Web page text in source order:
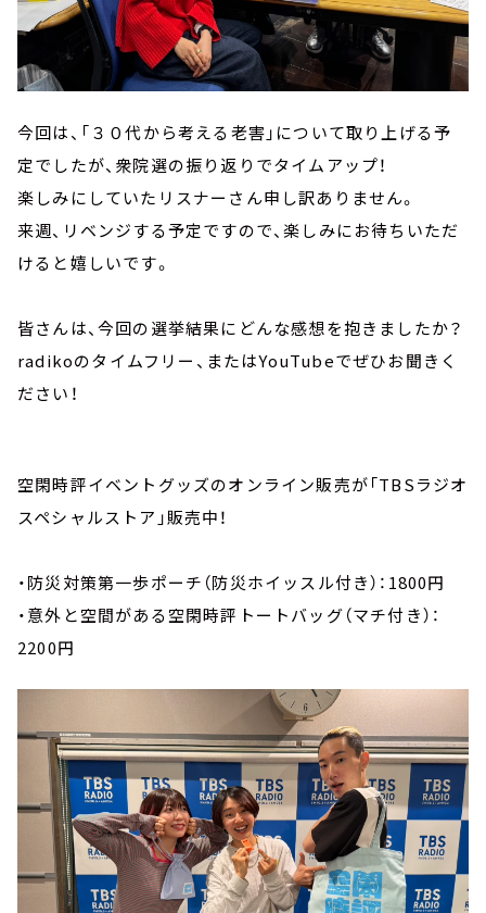
今回は、「３０代から考える老害」について取り上げる予
定でしたが、衆院選の振り返りでタイムアップ！
楽しみにしていたリスナーさん申し訳ありません。
来週、リベンジする予定ですので、楽しみにお待ちいただ
けると嬉しいです。
皆さんは、今回の選挙結果にどんな感想を抱きましたか？
radikoのタイムフリー、またはYouTubeでぜひお聞きく
ださい！
空閑時評イベントグッズのオンライン販売が「TBSラジオ
スペシャルストア」販売中！
・防災対策第一歩ポーチ（防災ホイッスル付き）：1800円
・意外と空間がある空閑時評トートバッグ（マチ付き）：
2200円